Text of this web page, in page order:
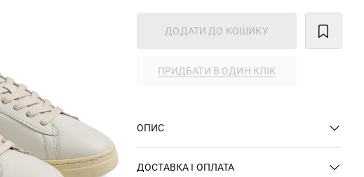
ДОДАТИ ДО КОШИКУ
ПРИДБАТИ В ОДИН КЛІК
ОПИС
ДОСТАВКА І ОПЛАТА